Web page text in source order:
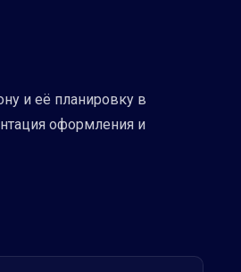
и её планировку в
оформления и